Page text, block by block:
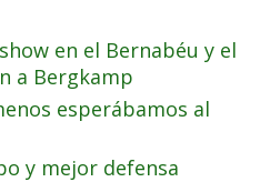
en el Bernabéu y el
a Bergkamp
esperábamos al
y mejor defensa